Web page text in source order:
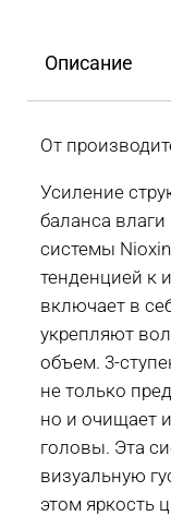
с
к
истончению
волос
Описание
От
Усиление
баланса
системы
тенденцией к
включает в
укрепляют
объем. 3-
не только
но и очищает
головы. Эта
визуальную
этом